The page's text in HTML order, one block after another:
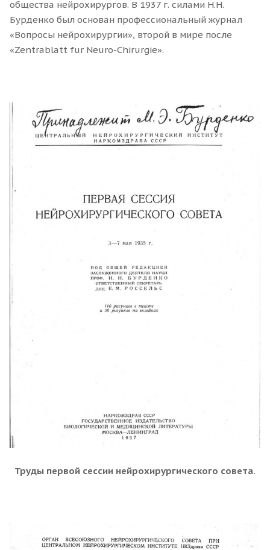
общества нейрохирургов. В 1937 г. силами Н.Н.
Бурденко был основан профессиональный журнал
«Вопросы нейрохирургии», второй в мире после
«Zentrablatt fur Neuro-Chirurgie».
Труды первой сессии нейрохирургического совета.